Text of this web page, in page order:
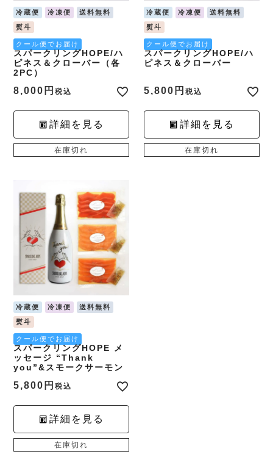
冷蔵便 冷凍便
送料無料
熨斗
クール便でお届け
スパークリングHOPE/ハ
ピネス＆クローバー（各
2PC）
8,000 税込
詳細を見る
在庫切れ
冷蔵便 冷凍便
送料無料
熨斗
クール便でお届け
スパークリングHOPE/ハ
ピネス＆クローバー
5,800 税込
詳細を見る
在庫切れ
冷蔵便 冷凍便
送料無料
熨斗
クール便でお届け
スパークリングHOPE メ
ッセージ “Thank
you”&スモークサーモン
5,800 税込
詳細を見る
在庫切れ